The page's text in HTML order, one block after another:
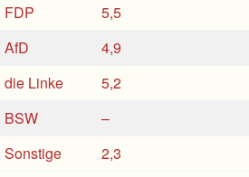
FDP
5,5
AfD
4,9
die Linke
5,2
BSW
–
Sonstige
2,3